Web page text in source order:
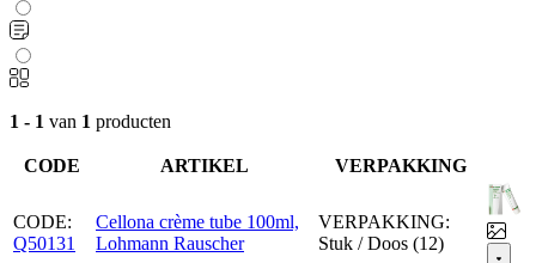
1 - 1 van 1 producten
CODE ARTIKEL VERPAKKING
CODE:
Q50131
Cellona crème tube 100ml,
Lohmann Rauscher
VERPAKKING:
Stuk / Doos (12)